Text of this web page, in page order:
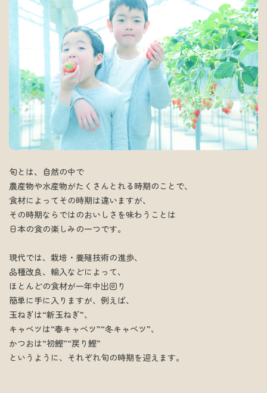
旬とは、自然の中で
農産物や水産物がたくさんとれる時期のことで、
食材によってその時期は違いますが、
その時期ならではのおいしさを味わうことは
日本の食の楽しみの一つです。
現代では、栽培・養殖技術の進歩、
品種改良、輸入などによって、
ほとんどの食材が一年中出回り
簡単に手に入りますが、例えば、
玉ねぎは“新玉ねぎ”、
キャベツは“春キャベツ”“冬キャベツ”、
かつおは“初鰹”“戻り鰹”
というように、それぞれ旬の時期を迎えます。